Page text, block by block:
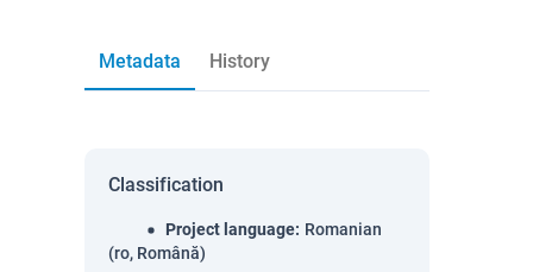
Metadata History
Classification
Project language: Romanian
(ro, Română)